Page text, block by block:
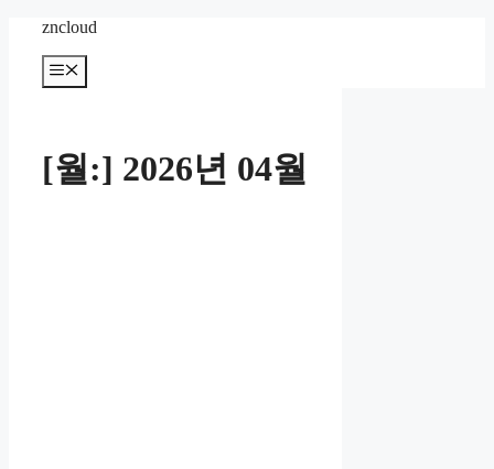
zncloud
메
뉴
[월:] 2026년 04월